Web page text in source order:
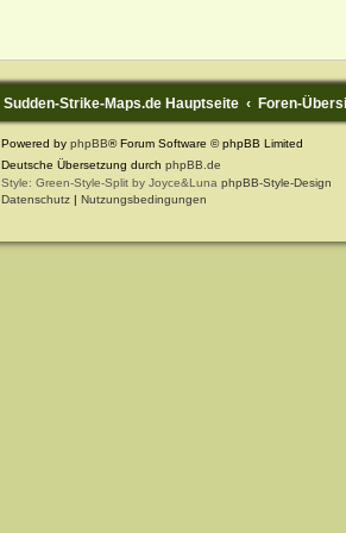
Sudden-Strike-Maps.de Hauptseite Foren-
Powered by phpBB® Forum Software © phpBB Limited
Deutsche Übersetzung durch phpBB.de
Style: Green-Style-Split by Joyce&Luna phpBB-Style-Design
Datenschutz | Nutzungsbedingungen